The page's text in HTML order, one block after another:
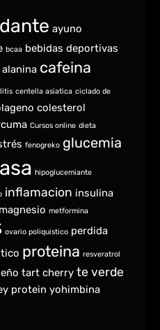
ayuno
bcaa bebidas deportivas
cafeina
centella asiatica ciclado de
colesterol
Cursos online dieta
fenogreko glucemia
hipoglucemiante
inflamacion insulina
magnesio metformina
ovario poliquistico perdida
proteina resveratrol
tart cherry te verde
protein yohimbina